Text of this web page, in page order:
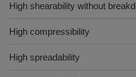
High shearability without
High compressibility
High spreadability